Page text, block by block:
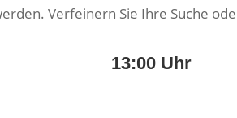
Verfeinern Sie Ihre Suche
13:00 Uhr